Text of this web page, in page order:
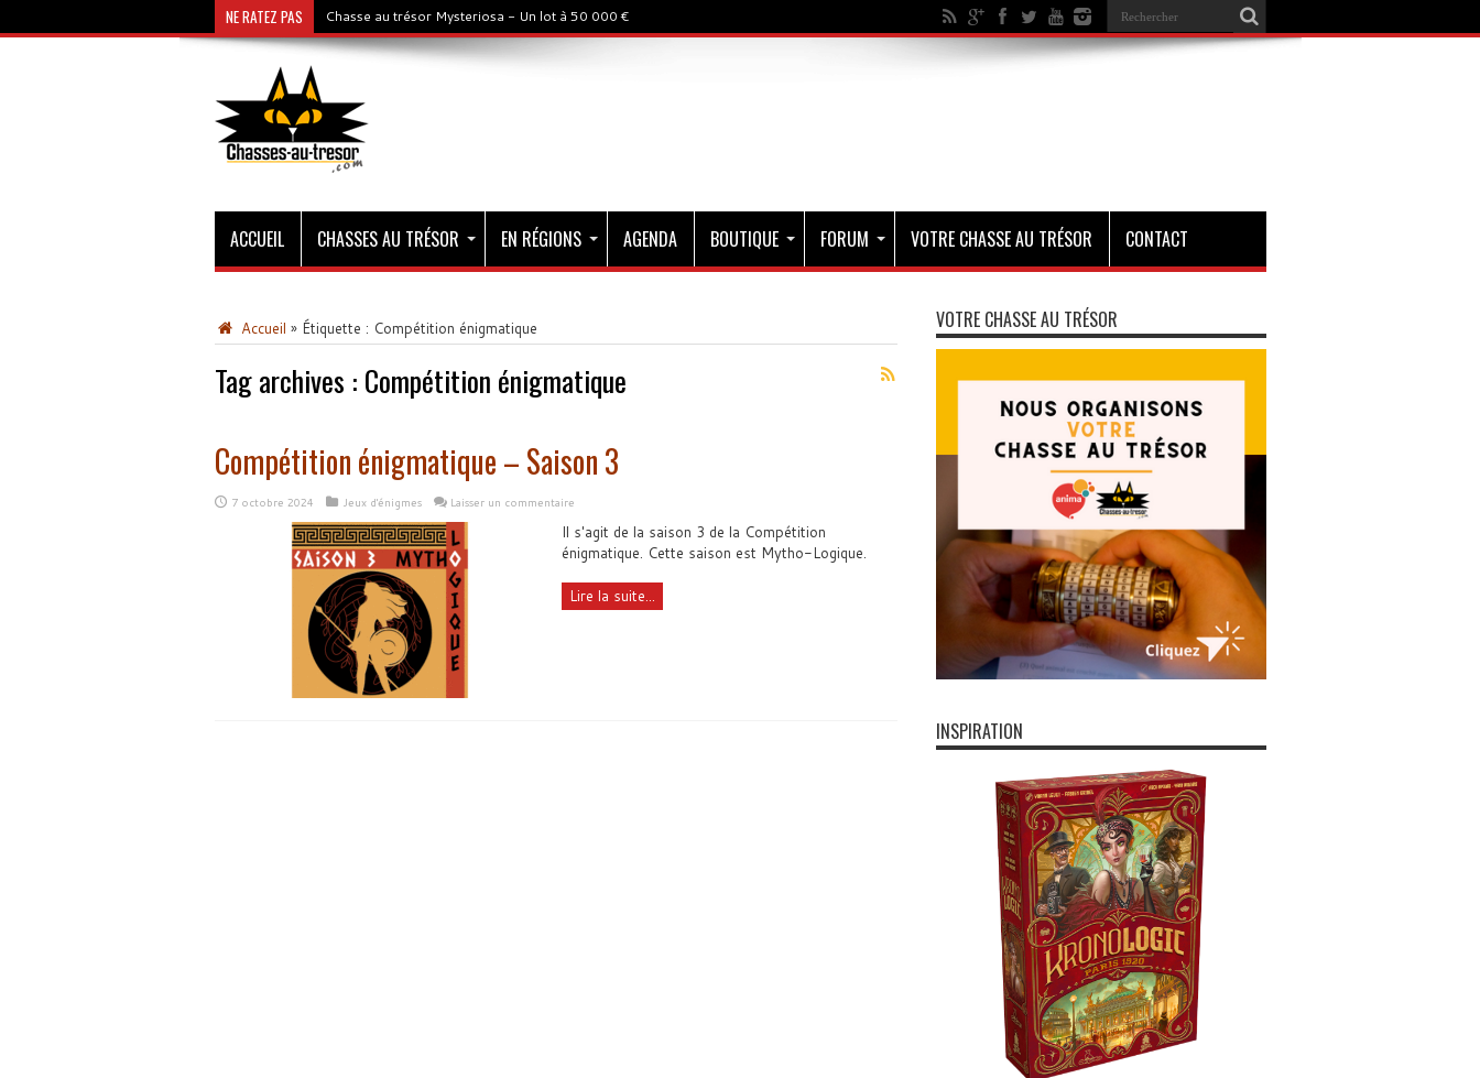
NE RATEZ PAS Chasse au trésor Mysteriosa - Un lot à 50 000 €
ACCUEIL CHASSES AU TRÉSOR EN RÉGIONS AGENDA BOUTIQUE FORUM VOTRE CHASSE AU TRÉSOR CONTACT
Accueil » Étiquette : Compétition énigmatique
Tag archives : Compétition énigmatique
Compétition énigmatique – Saison 3
7 octobre 2024 Jeux d'énigmes Laisser un commentaire
Il s'agit de la saison 3 de la Compétition
énigmatique. Cette saison est Mytho-Logique.
Lire la suite...
VOTRE CHASSE AU TRÉSOR
INSPIRATION